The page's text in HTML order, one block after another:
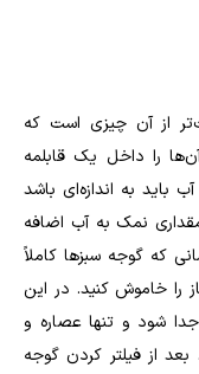
از آن چیزی است که
را داخل یک قابلمه
باید به اندازه‌ای باشد
نمک به آب اضافه
که گوجه سبزها کاملاً
را خاموش کنید. در این
شود و تنها عصاره و
از فیلتر کردن گوجه